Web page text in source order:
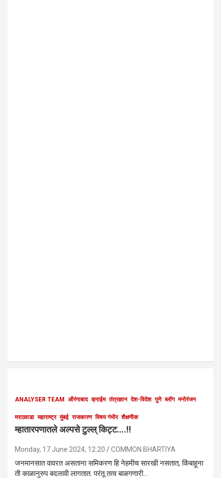
ANALYSER TEAM औरंगाबाद क्राईम तंत्रज्ञान देश-विदेश पुणे ब्लॉग मनोरंजन
मराठवाडा महाराष्ट्र मुंबई राजकारण विषय गंभीर शैक्षणीक
म्हातारपणातले अल्पसे टुल्ल् किट्ट….!!
Monday, 17 June 2024, 12:20 COMMON BHARTIYA
जनमानसात वावरत असताना समिकरण हि नेहमीच सारखी नसतात, किंबाहूना
ती काळानुरुप बदलावी लागतात. परंतू तत्व बाळगणारी…